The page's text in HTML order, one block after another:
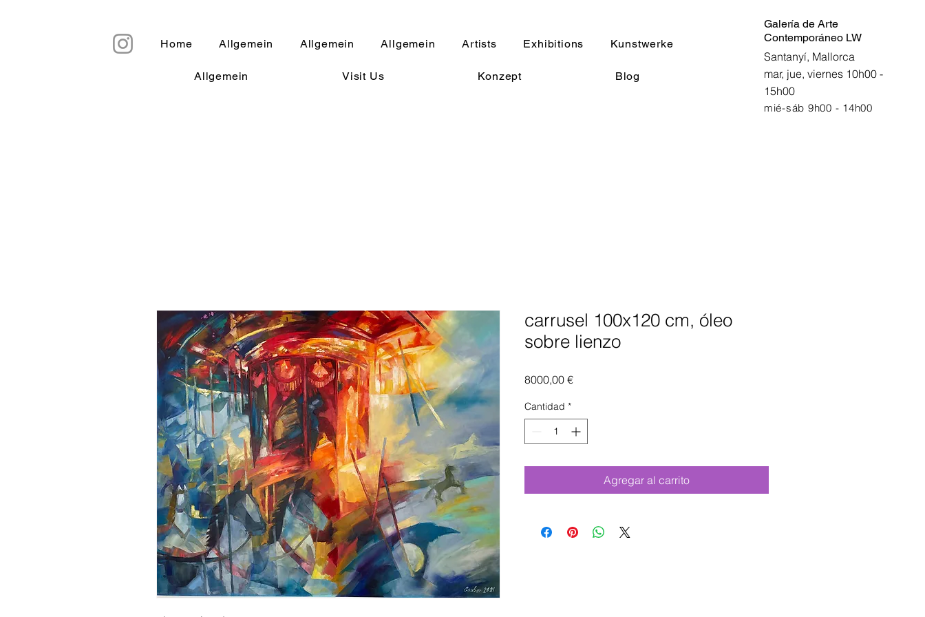
Galería de Arte
Contemporáneo LW
Santanyí, Mallorca
mar, jue, viernes 10h00 -
15h00
mié-sáb 9h00 - 14h00
Home Allgemein Allgemein Allgemein Artists Exhibitions Kunstwerke
Allgemein Visit Us Konzept Blog
carrusel 100x120 cm, óleo
sobre lienzo
8000,00 €Precio
Cantidad *
Agregar al carrito